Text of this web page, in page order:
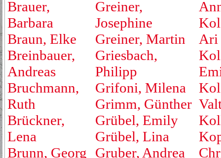
Brauer,
Barbara
Braun, Elke
Breinbauer,
Andreas
Bruchmann,
Ruth
Brückner,
Lena
Brunn, Georg
Greiner,
Josephine
Greiner, Martin
Griesbach,
Philipp
Grifoni, Milena
Grimm, Günther
Grübel, Emily
Grübel, Lina
Gruber, Andrea
Ari